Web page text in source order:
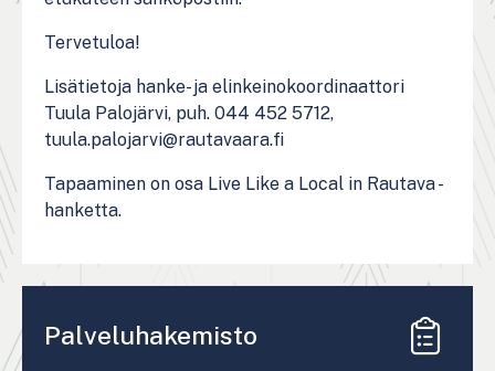
Tervetuloa!
Lisätietoja hanke- ja elinkeinokoordinaattori
Tuula Palojärvi, puh. 044 452 5712,
tuula.palojarvi@rautavaara.fi
Tapaaminen on osa Live Like a Local in Rautava -
hanketta.
Palveluhakemisto